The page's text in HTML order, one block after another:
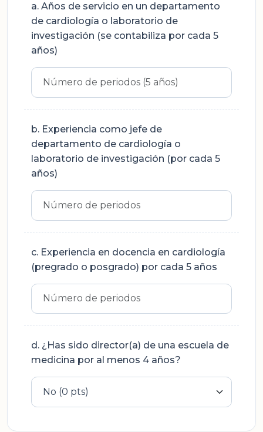
a. Años de servicio en un departamento
de cardiología o laboratorio de
investigación (se contabiliza por cada 5
años)
b. Experiencia como jefe de
departamento de cardiología o
laboratorio de investigación (por cada 5
años)
c. Experiencia en docencia en cardiología
(pregrado o posgrado) por cada 5 años
d. ¿Has sido director(a) de una escuela de
medicina por al menos 4 años?